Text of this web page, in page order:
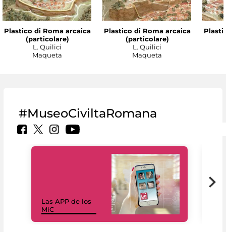
Plastico di Roma arcaica
(particolare)
L. Quilici
Maqueta
Plastico di Roma arcaica
(particolare)
L. Quilici
Maqueta
#MuseoCiviltaRomana
Las APP de los
MiC